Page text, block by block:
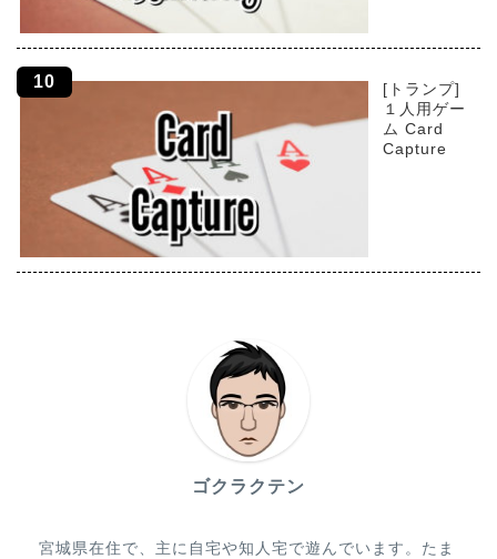
[トランプ]
１人用ゲー
ム Card
Capture
ゴクラクテン
宮城県在住で、主に自宅や知人宅で遊んでいます。たま